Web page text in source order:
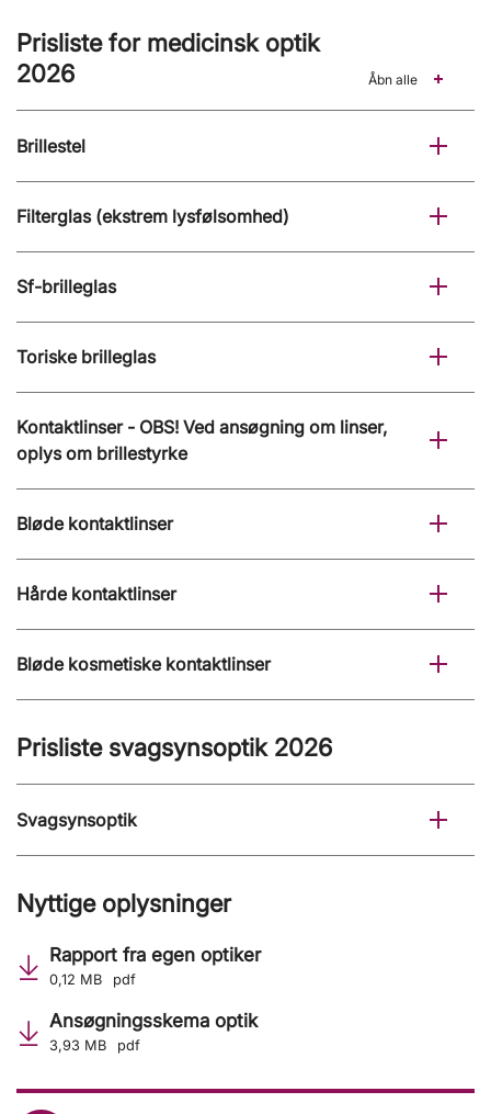
Prisliste for medicinsk optik
2026
Åbn alle
Brillestel
Filterglas (ekstrem lysfølsomhed)
Sf-brilleglas
Toriske brilleglas
Kontaktlinser - OBS! Ved ansøgning om linser,
oplys om brillestyrke
Bløde kontaktlinser
Hårde kontaktlinser
Bløde kosmetiske kontaktlinser
Prisliste svagsynsoptik 2026
Svagsynsoptik
Nyttige oplysninger
Rapport fra egen optiker
0,12 MB pdf
Ansøgningsskema optik
3,93 MB pdf